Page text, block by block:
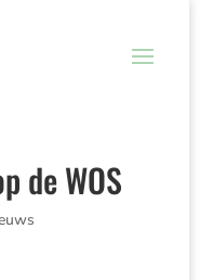
de WOS